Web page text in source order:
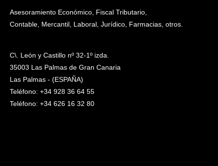
Asesoramiento Económico, Fiscal Tributario,
Contable, Mercantil, Laboral, Jurídico, Farmacias, otros.
C\. León y Castillo nº 32-1º izda.
35003 Las Palmas de Gran Canaria
Las Palmas - (ESPAÑA)
Teléfono: +34 928 36 64 55
Teléfono: +34 626 16 32 80